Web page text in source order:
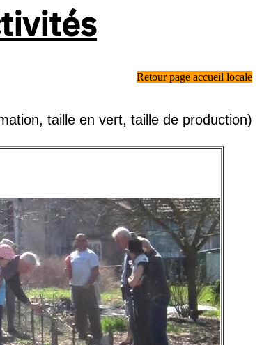
Retour page accueil locale
taille en vert, taille de production)